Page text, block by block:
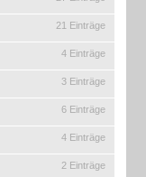
21 Einträge
4 Einträge
3 Einträge
6 Einträge
4 Einträge
2 Einträge